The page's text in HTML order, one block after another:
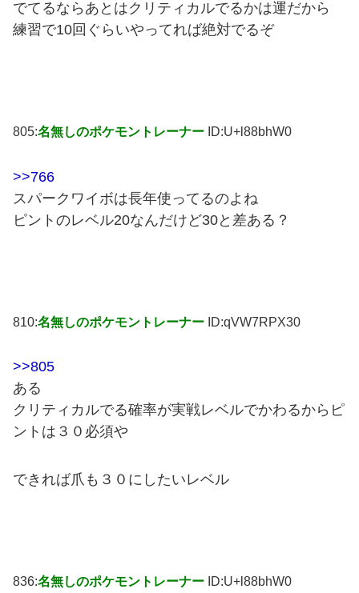
でてるならあとはクリティカルでるかは運だから
練習で10回ぐらいやってれば絶対でるぞ
805:名無しのポケモントレーナー ID:U+l88bhW0
>>766
スパークワイボは長年使ってるのよね
ピントのレベル20なんだけど30と差ある？
810:名無しのポケモントレーナー ID:qVW7RPX30
>>805
ある
クリティカルでる確率が実戦レベルでかわるからピ
ントは３０必須や
できれば爪も３０にしたいレベル
836:名無しのポケモントレーナー ID:U+l88bhW0